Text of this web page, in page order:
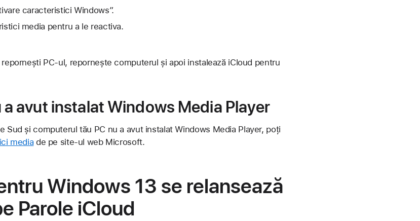
caracteristici Windows”.
media pentru a le reactiva.
PC-ul, repornește computerul și apoi instalează iCloud pentru
a avut instalat Windows Media Player
Sud și computerul tău PC nu a avut instalat Windows Media Player, poți
media de pe site-ul web Microsoft.
Windows 13 se relansează
Parole iCloud